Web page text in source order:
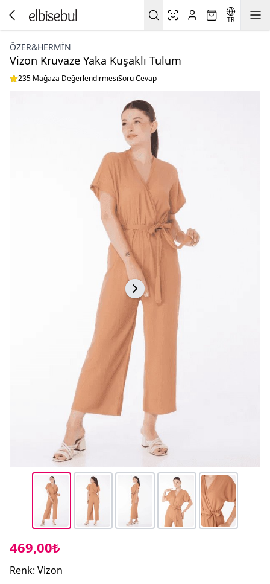
TR
ÖZER&HERMIN
Vizon Kruvaze Yaka Kuşaklı Tulum
235 Mağaza DeğerlendirmesiSoru Cevap
469,00₺
Renk: Vizon